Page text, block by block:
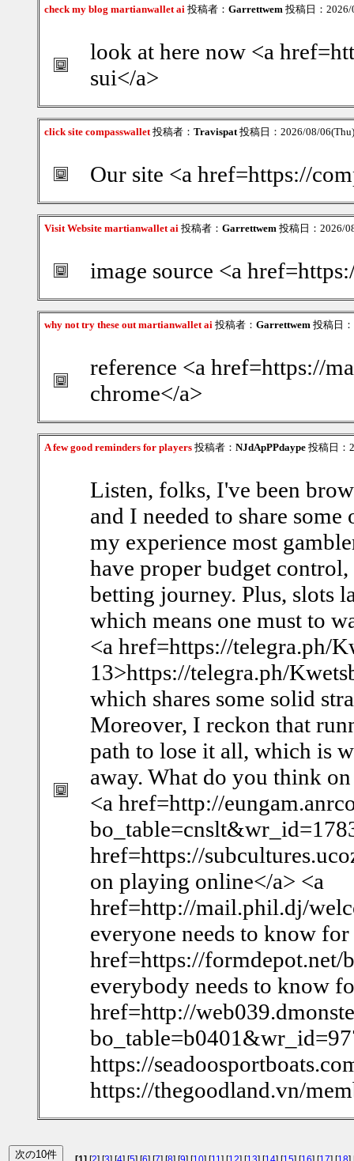
check my blog martianwallet ai 投稿者： Garrettwem 投稿日：
look at here now <a
sui</a>
click site compasswallet投稿者： Travispat投稿日：2026/08/
Our site <a href=https://
Visit Website martianwallet ai 投稿者： Garrettwem 投稿日：2026/
image source <a
why not try these out martianwallet ai 投稿者： Garrettwem 投稿日
reference <a href=https://
chrome</a>
A few good reminders for players 投稿者： NJdApPPdaype 投稿日：
Listen, folks, I've been
and I needed to share
my experience most
have proper budget
betting journey. Plus, slots
which means one must to
<a href=https://telegra.ph/
13>https://telegra.ph/
which shares some solid
Moreover, I reckon that
path to lose it all, which is
away. What do you think
<a href=http://
href=https://
on playing online</a> <a
href=http://mail.phil.dj/
everyone needs to know
href=https://formdepot.net/
everybody needs to know
href=http://
https://
https://thegoodland.vn/